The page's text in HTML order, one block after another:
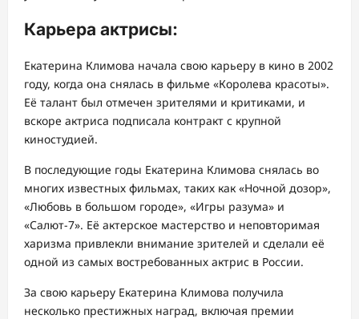
Карьера актрисы:
Екатерина Климова начала свою карьеру в кино в 2002
году, когда она снялась в фильме «Королева красоты».
Её талант был отмечен зрителями и критиками, и
вскоре актриса подписала контракт с крупной
киностудией.
В последующие годы Екатерина Климова снялась во
многих известных фильмах, таких как «Ночной дозор»,
«Любовь в большом городе», «Игры разума» и
«Салют-7». Её актерское мастерство и неповторимая
харизма привлекли внимание зрителей и сделали её
одной из самых востребованных актрис в России.
За свою карьеру Екатерина Климова получила
несколько престижных наград, включая премии